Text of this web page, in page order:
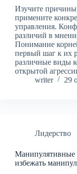
Изучите
примените
управления.
различий в
Понимание
первый шаг к их
различные виды
открытой
writer
29
Лидерство
Манипулятивные
избежать